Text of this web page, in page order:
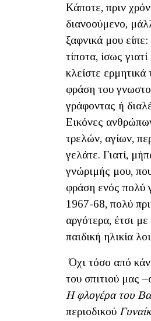
Κάποτε, πριν
διανοούμενο,
ξαφνικά μου
τίποτα, ίσως
κλείστε
φράση του
γράφοντας ή
Εικόνες
τρελών, αγίων,
γελάτε. Γιατί,
γνώριμής μου,
φράση ενός πολύ
1967-68, πολύ
αργότερα, έτσι
παιδική ηλικία
Όχι τόσο από
του σπιτιού μας
Η φλογέρα του
περιοδικού